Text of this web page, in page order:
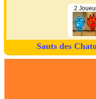
2
Sauts des